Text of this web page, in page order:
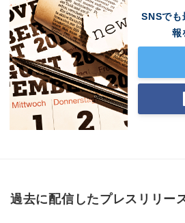
SNSでも
報
過去に配信したプレスリリー